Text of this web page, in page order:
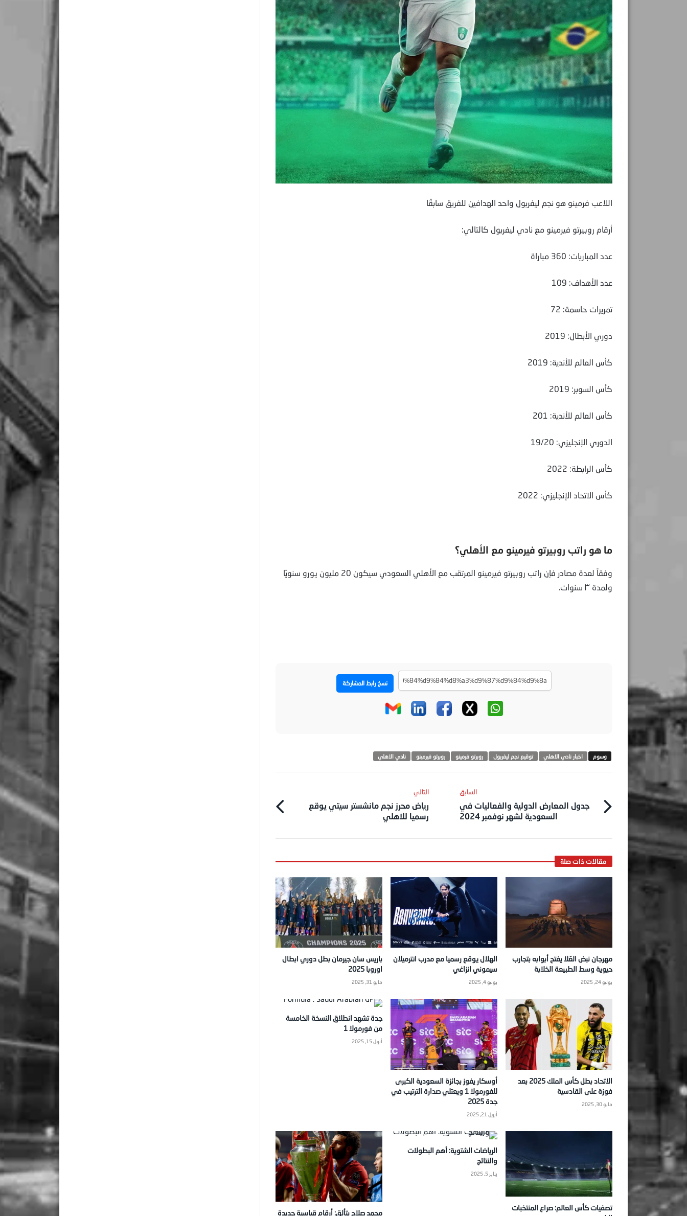
اللاعب فرمينو هو نجم ليفربول واحد الهدافين للفريق سابقًا
أرقام روبيرتو فيرمينو مع نادي ليفربول كالتالي:
عدد المباريات: 360 مباراة
عدد الأهداف: 109
تمريرات حاسمة: 72
دوري الأبطال: 2019
كأس العالم للأندية: 2019
كأس السوبر: 2019
كأس العالم للأندية: 201
الدوري الإنجليزي: 19/20
كأس الرابطة: 2022
كأس الاتحاد الإنجليزي: 2022
ما هو راتب روبيرتو فيرمينو مع الأهلي؟
وفقاً لعدة مصادر فإن راتب روبيرتو فيرمينو المرتقب مع الأهلي السعودي سيكون 20 مليون يورو سنويًا
ولمدة ٣ سنوات.
نسخ رابط المشاركة
اخبار نادي الاهلي توقيع نجم ليفربول روبرتو فرمينو روبرتو فيرمينو نادي الاهلي
‎السابق
جدول المعارض الدولية والفعاليات في
السعودية لشهر نوفمبر 2024
‎التالي
رياض محرز نجم مانشستر سيتي يوقع
رسميا للاهلي
مهرجان نبض العُلا يفتح أبوابه بتجارب
حيوية وسط الطبيعة الخلابة
يوليو 24, 2025
الهلال يوقع رسميا مع مدرب انترميلان
سيموني انزاغي
يونيو 4, 2025
باريس سان جيرمان بطل دوري ابطال
اوروبا 2025
مايو 31, 2025
الاتحاد بطل كأس الملك 2025 بعد
فوزة على القادسية
مايو 30, 2025
أوسكار يفوز بجائزة السعودية الكبرى
للفورمولا 1 ويعتلي صدارة الترتيب في
جدة 2025
أبريل 21, 2025
جدة تشهد انطلاق النسخة الخامسة
من فورمولا 1
أبريل 15, 2025
تصفيات كأس العالم: صراع المنتخبات
الرياضات الشتوية: أهم البطولات
والنتائج
يناير 5, 2025
محمد صلاح يتألق: أرقام قياسية جديدة